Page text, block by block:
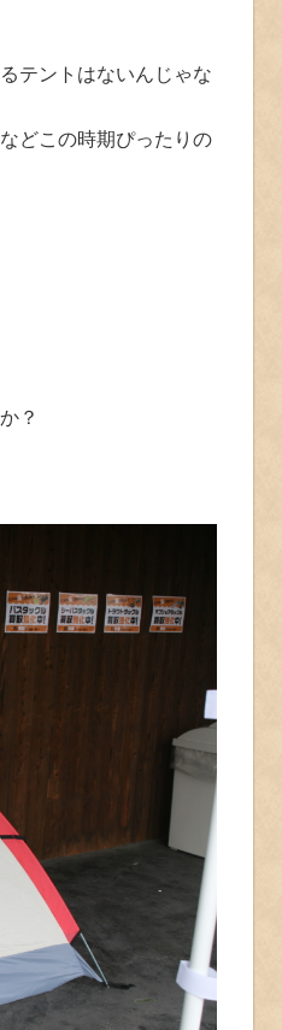
テントはないんじゃな
どこの時期ぴったりの
？